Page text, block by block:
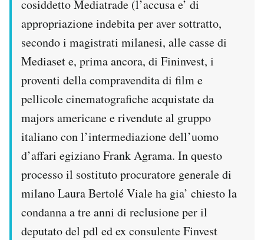
cosiddetto Mediatrade (l’accusa e’ di
appropriazione indebita per aver sottratto,
secondo i magistrati milanesi, alle casse di
Mediaset e, prima ancora, di Fininvest, i
proventi della compravendita di film e
pellicole cinematografiche acquistate da
majors americane e rivendute al gruppo
italiano con l’intermediazione dell’uomo
d’affari egiziano Frank Agrama. In questo
processo il sostituto procuratore generale di
milano Laura Bertolé Viale ha gia’ chiesto la
condanna a tre anni di reclusione per il
deputato del pdl ed ex consulente Finvest